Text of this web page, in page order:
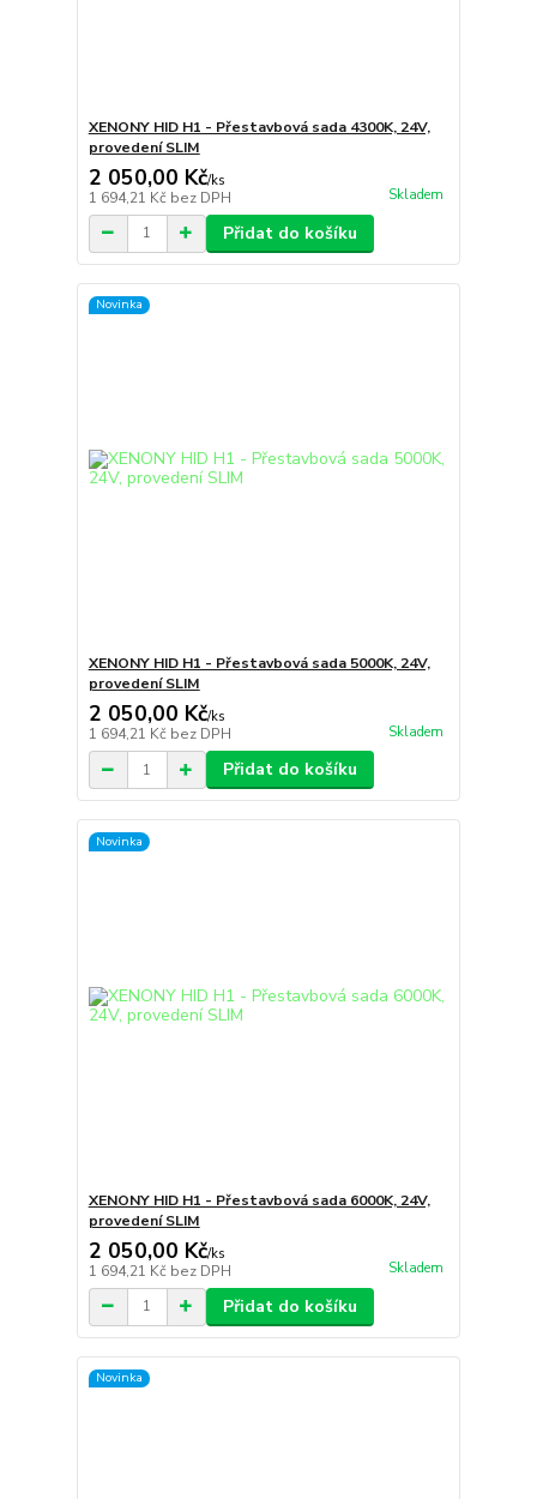
XENONY HID H1 - Přestavbová sada 4300K, 24V,
provedení SLIM
2 050,00 Kč/ks
1 694,21 Kč bez DPH Skladem
Přidat do košíku
Novinka
XENONY HID H1 - Přestavbová sada 5000K, 24V,
provedení SLIM
2 050,00 Kč/ks
1 694,21 Kč bez DPH Skladem
Přidat do košíku
Novinka
XENONY HID H1 - Přestavbová sada 6000K, 24V,
provedení SLIM
2 050,00 Kč/ks
1 694,21 Kč bez DPH Skladem
Přidat do košíku
Novinka